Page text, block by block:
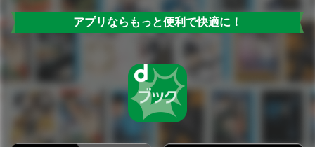
アプリならもっと便利で快適に！